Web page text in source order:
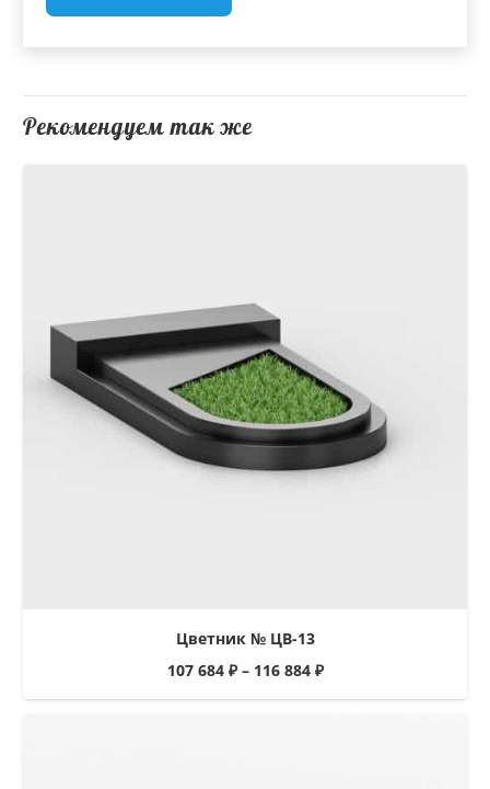
Рекомендуем так же
Цветник № ЦВ-13
107 684 ₽– 116 884 ₽